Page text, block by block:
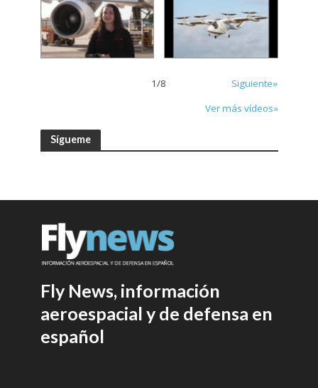
1/8
Siguiente»
Ver más vídeos»
Sígueme
Fly News, información
aeroespacial y de defensa en
español